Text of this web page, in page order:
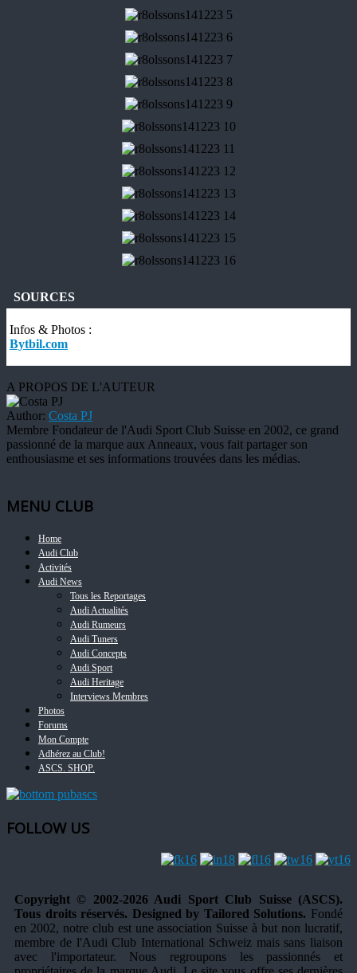
SOURCES
Infos & Photos :
Bytbil.com
A PROPOS DE L'AUTEUR
Author: Costa PJ
Membre Fondateur de l'Audi Sport Club Suisse en 2002, ce grand
passionné de la marque aux Anneaux, vous fait partager son
enthousiasme et ses informations trouvées dans les médias.
MENU CLUB
Home
Audi Club
Activités
Audi News
Tous les Reportages
Audi Actualités
Audi Rumeurs
Audi Tuners
Audi Concepts
Audi Sport
Audi Heritage
Interviews Membres
Photos
Forums
Mon Compte
Adhérez au Club!
ASCS. SHOP.
FOLLOW US
Copyright © 2002-2026 Audi Sport Club Suisse (ASCS).
Tous droits réservés. Designed by Tailored Solutions. Fondé
en 2002, notre club est une association Suisse à but non lucratif,
membre de l'Audi Club International Schweiz mais sans liaison
avec l'importateur. Nous regroupons les passionnés et